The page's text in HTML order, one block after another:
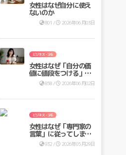
女性はなぜ自分に使え
ないのか
801 / 2026年06月03日
ビジネス・SNS
女性はなぜ「自分の価
値に値段をつける」の
が苦手なのか
858 / 2026年06月02日
ビジネス・SNS
女性はなぜ「専門家の
言葉」に従ってしまう
のか ―医療・SNS・イ
ンフルエンサー時代の
932 / 2026年05月29日